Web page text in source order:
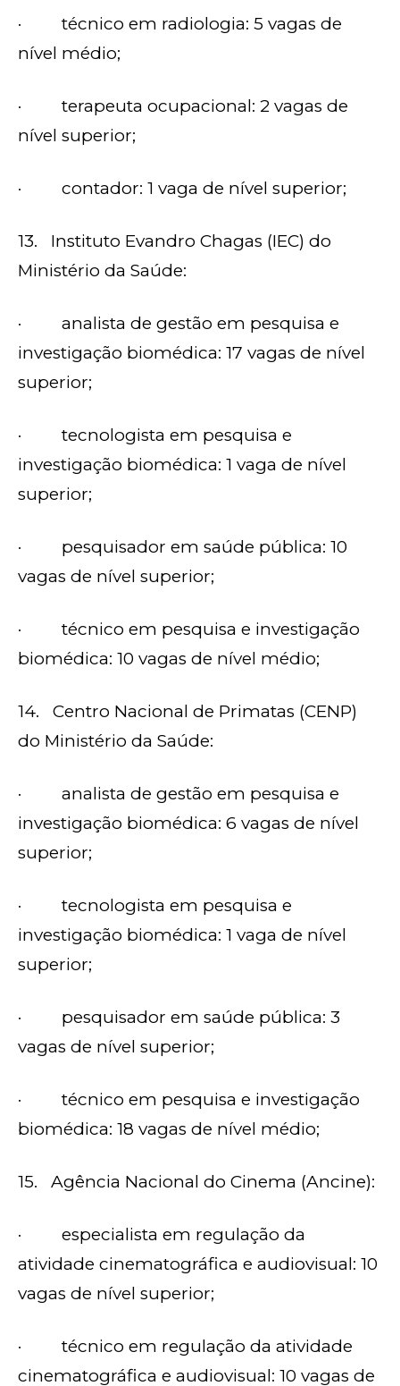
· técnico em radiologia: 5 vagas de
nível médio;
· terapeuta ocupacional: 2 vagas de
nível superior;
· contador: 1 vaga de nível superior;
13. Instituto Evandro Chagas (IEC) do
Ministério da Saúde:
· analista de gestão em pesquisa e
investigação biomédica: 17 vagas de nível
superior;
· tecnologista em pesquisa e
investigação biomédica: 1 vaga de nível
superior;
· pesquisador em saúde pública: 10
vagas de nível superior;
· técnico em pesquisa e investigação
biomédica: 10 vagas de nível médio;
14. Centro Nacional de Primatas (CENP)
do Ministério da Saúde:
· analista de gestão em pesquisa e
investigação biomédica: 6 vagas de nível
superior;
· tecnologista em pesquisa e
investigação biomédica: 1 vaga de nível
superior;
· pesquisador em saúde pública: 3
vagas de nível superior;
· técnico em pesquisa e investigação
biomédica: 18 vagas de nível médio;
15. Agência Nacional do Cinema (Ancine):
· especialista em regulação da
atividade cinematográfica e audiovisual: 10
vagas de nível superior;
· técnico em regulação da atividade
cinematográfica e audiovisual: 10 vagas de